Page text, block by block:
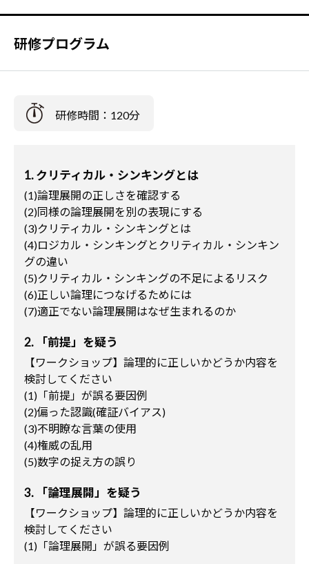
研修プログラム
研修時間：120分
1. クリティカル・シンキングとは
(1)論理展開の正しさを確認する
(2)同様の論理展開を別の表現にする
(3)クリティカル・シンキングとは
(4)ロジカル・シンキングとクリティカル・シンキン
グの違い
(5)クリティカル・シンキングの不足によるリスク
(6)正しい論理につなげるためには
(7)適正でない論理展開はなぜ生まれるのか
2. 「前提」を疑う
【ワークショップ】論理的に正しいかどうか内容を
検討してください
(1)「前提」が誤る要因例
(2)偏った認識(確証バイアス)
(3)不明瞭な言葉の使用
(4)権威の乱用
(5)数字の捉え方の誤り
3. 「論理展開」を疑う
【ワークショップ】論理的に正しいかどうか内容を
検討してください
(1)「論理展開」が誤る要因例